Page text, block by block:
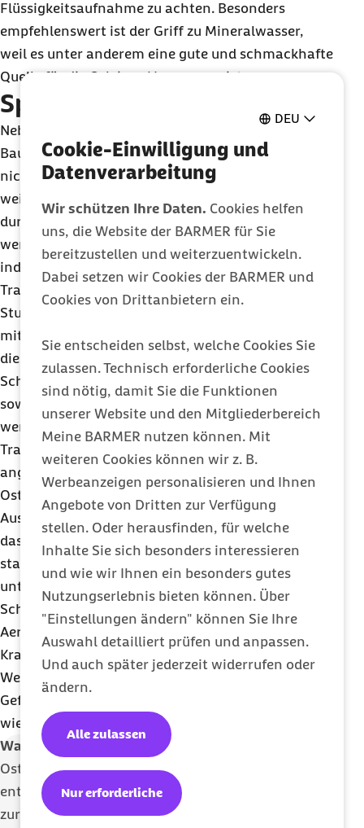
DEU
Cookie-Einwilligung und
Datenverarbeitung
Wir schützen Ihre Daten. Cookies helfen
uns, die Website der BARMER für Sie
bereitzustellen und weiterzuentwickeln.
Dabei setzen wir Cookies der BARMER und
Cookies von Drittanbietern ein.
Sie entscheiden selbst, welche Cookies Sie
zulassen. Technisch erforderliche Cookies
sind nötig, damit Sie die Funktionen
unserer Website und den Mitgliederbereich
Meine BARMER nutzen können. Mit
weiteren Cookies können wir z. B.
Werbeanzeigen personalisieren und Ihnen
Angebote von Dritten zur Verfügung
stellen. Oder herausfinden, für welche
Inhalte Sie sich besonders interessieren
und wie wir Ihnen ein besonders gutes
Nutzungserlebnis bieten können. Über
"Einstellungen ändern" können Sie Ihre
Auswahl detailliert prüfen und anpassen.
Und auch später jederzeit widerrufen oder
ändern.
Nur erforderliche
Alle zulassen
Flüssigkeitsaufnahme zu achten. Besonders
empfehlenswert ist der Griff zu Mineralwasser,
weil es unter anderem eine gute und schmackhafte
Quelle für die Calcium-Versorgung ist.
Sportliche Betätigung hilft
Neben der Ernährung ist Bewegung ein wichtiger
Baustein. „Osteoporose-Patienten sollten sich
nicht vor sportlicher Betätigung scheuen. Der
weitere Verlauf der Erkrankung kann vor allem
durch körperliche Aktivität positiv beeinflusst
werden. Allerdings benötigen sie ein auf ihre
individuelle Situation abgestimmtes
Trainingsprogramm“, erklärt Marschall.
Studien zeigen, dass eine stärkere Beanspruchung
mit zunehmender Knochenmasse einhergeht und
die Knochendichte zunimmt. Bei körperlicher
Schonung hingegen baut sich der Knochen ab,
sowohl die Knochenmasse als auch die Festigkeit
werden geringer. „Ein gezieltes, regelmäßiges
Training ist daher, neben Medikamenten und einer
angepassten Ernährung, essenziell für
Osteoporose-Patienten“, so Marschall. Bei der
Auswahl der Sportarten sollte man darauf achten,
dass die Bewegungen dynamisch und nicht
statisch ausgeführt werden. Empfehlenswert sind
unter anderem Wandern und schnelles Gehen,
Schwimmen, Tanzen, Radfahren, Tischtennis und
Aerobic
, aber auch Kraftübungen und gezielte
Krankengymnastik unter fachlicher Anleitung.
Weniger geeignet sind hingegen aufgrund der
Gefahr von Verletzungen Mannschaftssportarten
wie Handball oder Fußball sowie Kampfsportarten.
Was ist Osteoporose?
Osteoporose, auch Knochenschwund genannt,
entsteht, wenn sich sogenannte Knochenbälkchen
zurückbilden. Sie tritt vor allem bei Menschen im